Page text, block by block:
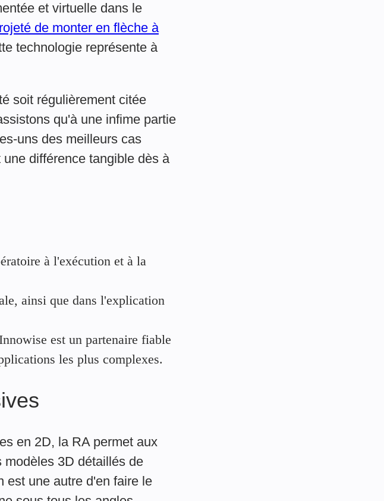
et virtuelle dans le
de monter en flèche à
technologie représente à
soit régulièrement citée
qu'à une infime partie
uns des meilleurs cas
différence tangible dès à
à l'exécution et à la
ainsi que dans l'explication
est un partenaire fiable
les plus complexes.
en 2D, la RA permet aux
modèles 3D détaillés de
est une autre d'en faire le